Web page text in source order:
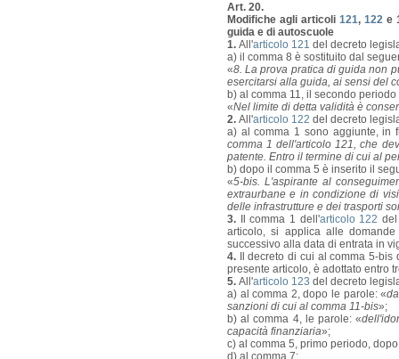
Art. 20.
Modifiche agli articoli121,122 e
guida e di autoscuole
1. All'articolo 121 del decreto
a) il comma 8 è sostituito dal
«8. La prova pratica di guida non
esercitarsi alla guida, ai sensi del
b) al comma 11, il secondo
«Nel limite di detta validità è
2. All'articolo 122 del decreto
a) al comma 1 sono aggiunte, in
comma 1 dell'articolo 121, che
patente. Entro il termine di cui al
b) dopo il comma 5 è inserito il
«5-bis. L'aspirante al
extraurbane e in condizione di
delle infrastrutture e dei trasporti
3.
Il comma 1 dell'articolo 122
articolo, si applica alle
successivo alla data di entrata in
4. Il decreto di cui al comma 5-bis
presente articolo, è adottato entro
5. All'articolo 123 del decreto
a) al comma 2, dopo le parole: «
sanzioni di cui al comma 11-bis»;
b) al comma 4, le parole: «
capacità finanziaria»;
c) al comma 5, primo periodo,